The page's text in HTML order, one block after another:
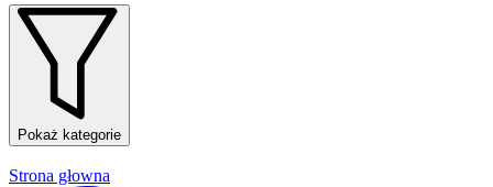
Pokaż kategorie
Strona głowna